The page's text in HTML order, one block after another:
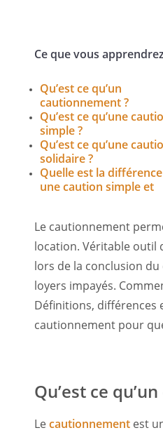
Ce que vous
Qu’est ce qu’un
cautionnement ?
Qu’est ce qu’une
simple ?
Qu’est ce qu’une
solidaire ?
Quelle est la
une caution simple et
Le cautionnement
location. Véritable outil
lors de la conclusion
loyers impayés.
Définitions, différences
cautionnement pour
Qu’est ce
Lecautionnement est